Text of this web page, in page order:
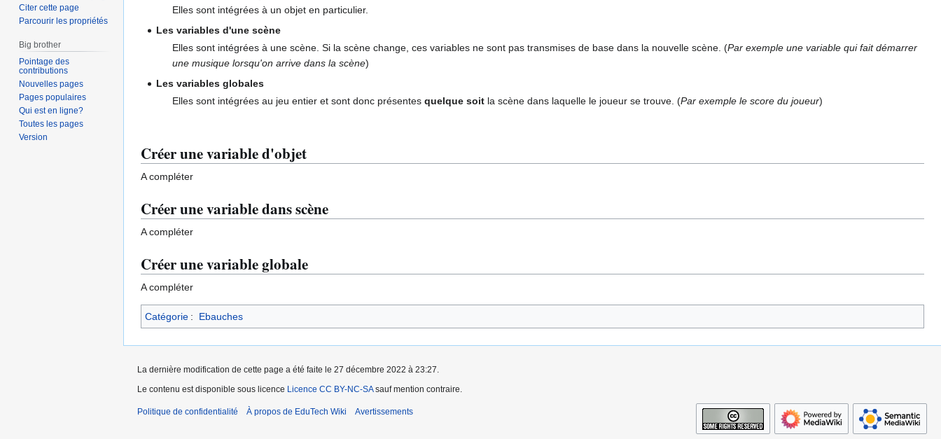
Elles sont intégrées à un objet en particulier.
Les variables d'une scène
Elles sont intégrées à une scène. Si la scène change, ces variables ne sont pas transmises de base dans la nouvelle scène. (Par exemple une variable qui fait démarrer
une musique lorsqu'on arrive dans la scène)
Les variables globales
Elles sont intégrées au jeu entier et sont donc présentes quelque soitla scène dans laquelle le joueur se trouve. (Par exemple le score du joueur)
Créer une variable d'objet
A compléter
Créer une variable dans scène
A compléter
Créer une variable globale
A compléter
Catégorie : Ebauches
Citer cette page
Parcourir les propriétés
Big brother
Pointage des
contributions
Nouvelles pages
Pages populaires
Qui est en ligne?
Toutes les pages
Version
La dernière modification de cette page a été faite le 27 décembre 2022 à 23:27.
Le contenu est disponible sous licence Licence CC BY-NC-SAsauf mention contraire.
Politique de confidentialité À propos de EduTech Wiki Avertissements